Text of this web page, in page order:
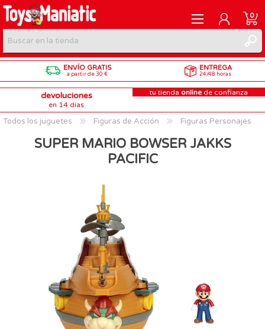
REGISTRARME
INICIAR SESIÓN
0
ENVÍO GRATIS
a partir de 30 €
ENTREGA
24/48 horas
devoluciones
en 14 días
tu tienda online de confianza
Todos los juguetes Figuras de Acción Figuras Personajes
SUPER MARIO BOWSER JAKKS
PACIFIC